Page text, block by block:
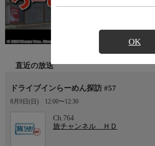
OK
直近の放送
ドライブインらーめん探訪 #57
8月9日(日) 12:00〜12:30
Ch.764
旅チャンネル ＨＤ